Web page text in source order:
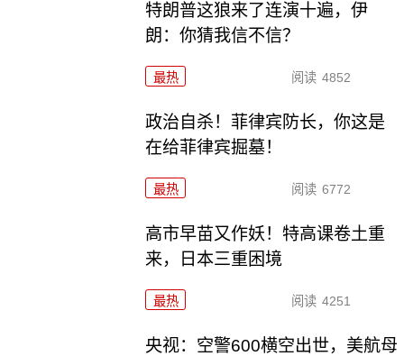
特朗普这狼来了连演十遍，伊
朗：你猜我信不信？
最热 阅读 4852
政治自杀！菲律宾防长，你这是
在给菲律宾掘墓！
最热 阅读 6772
高市早苗又作妖！特高课卷土重
来，日本三重困境
最热 阅读 4251
央视：空警600横空出世，美航母